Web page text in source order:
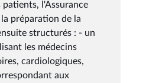
patients, l'Assurance
préparation de la
structurés : - un
les médecins
cardiologiques,
aux